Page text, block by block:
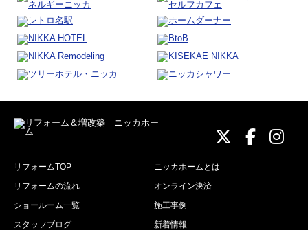
ニッカ
ニッニ
リフォームTOP
ニッカホームとは
リフォームの流れ
オンライン決済
ショールーム一覧
施工事例
スタッフブログ
新着情報